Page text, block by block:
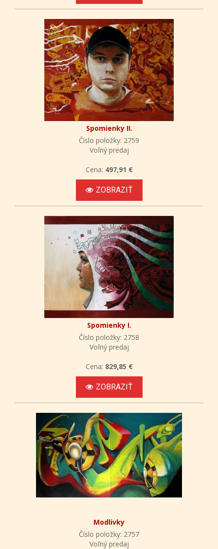
Spomienky II.
Číslo položky: 2759
Voľný predaj
Cena: 497,91 €
ZOBRAZIŤ
Spomienky I.
Číslo položky: 2758
Voľný predaj
Cena: 829,85 €
ZOBRAZIŤ
Modlivky
Číslo položky: 2757
Voľný predaj